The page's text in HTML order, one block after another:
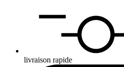
livraison rapide